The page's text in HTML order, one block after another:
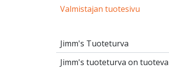
Valmistajan tuotesivu
Jimm's Tuoteturva
Jimm's tuoteturva on